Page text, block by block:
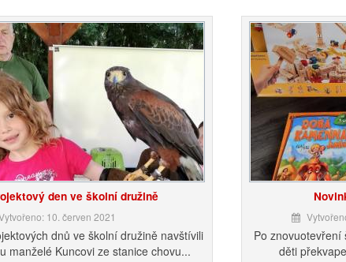
den ve školní družině
10. červen 2021
dnů ve školní družině navštívili
manželé Kuncovi ze stanice chovu...
Po znovuotevření
děti